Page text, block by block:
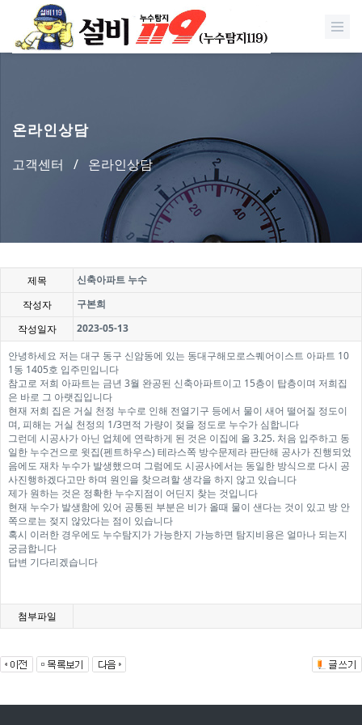
온라인상담
고객센터 / 온라인상담
제목
신축아파트 누수
작성자
구본희
작성일자
2023-05-13
안녕하세요 저는 대구 동구 신암동에 있는 동대구해모로스퀘어이스트 아파트 10
1동 1405호 입주민입니다
참고로 저희 아파트는 금년 3월 완공된 신축아파트이고 15층이 탑층이며 저희집
은 바로 그 아랫집입니다
현재 저희 집은 거실 천정 누수로 인해 전열기구 등에서 물이 새어 떨어질 정도이
며, 피해는 거실 천정의 1/3면적 가량이 젖을 정도로 누수가 심합니다
그런데 시공사가 아닌 업체에 연락하게 된 것은 이집에 올 3.25. 처음 입주하고 동
일한 누수건으로 윗집(펜트하우스) 테라스쪽 방수문제라 판단해 공사가 진행되었
음에도 재차 누수가 발생했으며 그럼에도 시공사에서는 동일한 방식으로 다시 공
사진행하겠다고만 하며 원인을 찾으려할 생각을 하지 않고 있습니다
제가 원하는 것은 정확한 누수지점이 어딘지 찾는 것입니다
현재 누수가 발생함에 있어 공통된 부분은 비가 올때 물이 샌다는 것이 있고 방 안
쪽으로는 젖지 않았다는 점이 있습니다
혹시 이러한 경우에도 누수탐지가 가능한지 가능하면 탐지비용은 얼마나 되는지
궁금합니다
답변 기다리겠습니다
첨부파일